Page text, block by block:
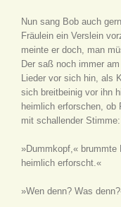
Nun sang Bob auch
Fräulein ein Verslein
meinte er doch, man
Der saß noch immer
Lieder vor sich hin, als
sich breitbeinig vor ihn
heimlich erforschen, ob
mit schallender
»Dummkopf,«
heimlich erforscht.«
»Wen denn? Was